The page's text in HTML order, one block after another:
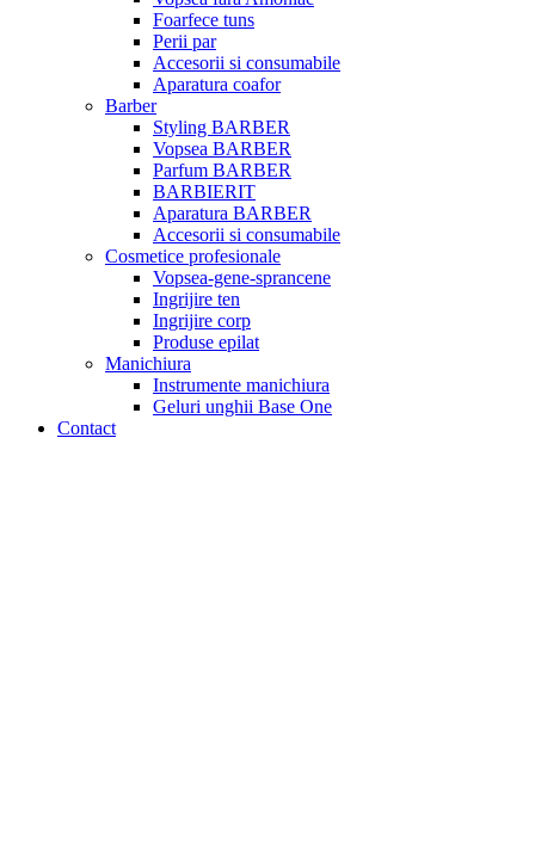
Foarfece tuns
Perii par
Accesorii si consumabile
Aparatura coafor
Barber
Styling BARBER
Vopsea BARBER
Parfum BARBER
BARBIERIT
Aparatura BARBER
Accesorii si consumabile
Cosmetice profesionale
Vopsea-gene-sprancene
Ingrijire ten
Ingrijire corp
Produse epilat
Manichiura
Instrumente manichiura
Geluri unghii Base One
Contact